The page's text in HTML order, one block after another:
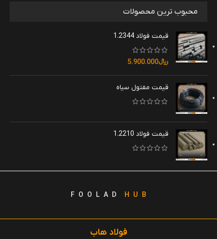
محبوب ترین محصولات
قیمت فولاد 1.2344
﷼5.900.000
قیمت مفتول سیاه
قیمت فولاد 1.2210
F O O L A D H U B
فولاد هاب